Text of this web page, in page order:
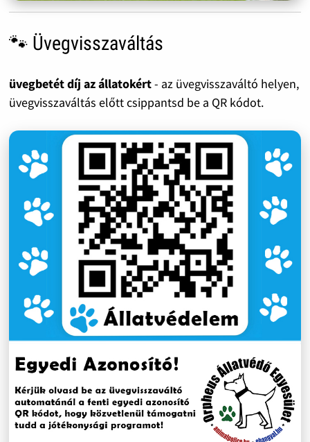
🐾 Üvegvisszaváltás
üvegbetét díj az állatokért- az üvegvisszaváltó helyen,
üvegvisszaváltás előtt csippantsd be a QR kódot.